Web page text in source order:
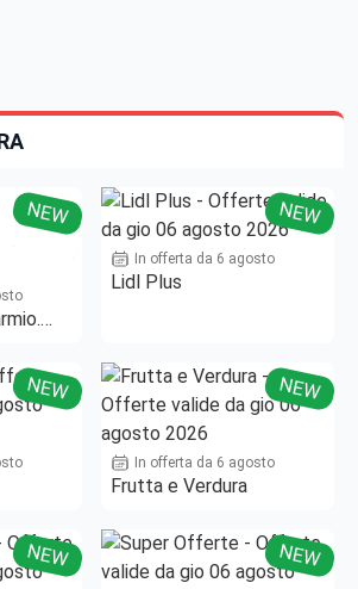
NEW NEW
In offerta da 6 agosto
Lidl Plus
NEW NEW
In offerta da 6 agosto
Frutta e Verdura
NEW NEW